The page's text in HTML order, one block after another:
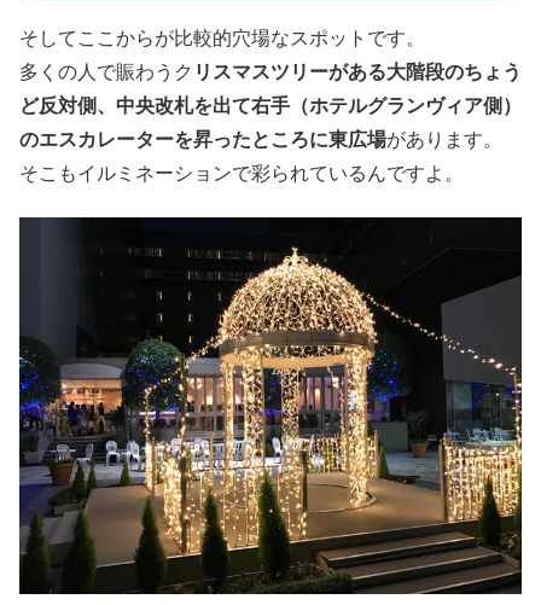
そしてここからが比較的穴場なスポットです。
多くの人で賑わうク リスマスツリーがある大階段のちょう
ど反対側、中央改札を出て右手（ホテルグランヴィア側）
のエスカレーターを昇ったところに東広場があります。
そこもイルミネーションで彩られているんですよ。